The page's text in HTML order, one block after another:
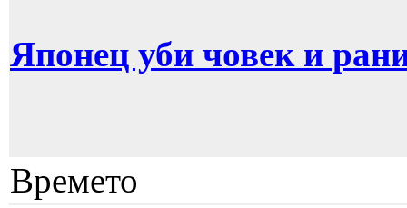
Японец уби човек и
Времето